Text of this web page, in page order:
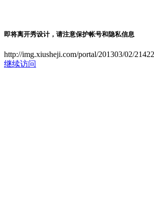
即将离开秀设计，请注意保护帐号和隐私信息
http://img.xiusheji.com/portal/201303/02/
继续访问